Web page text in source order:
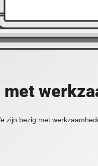
zijn bezig met